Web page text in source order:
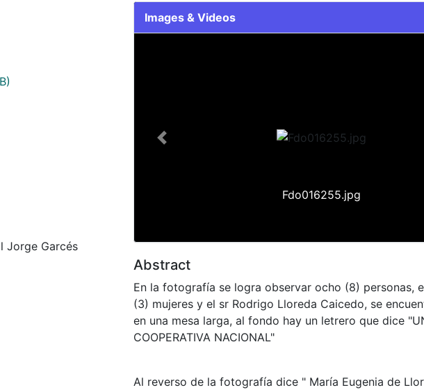
Jorge Garcés
Images & Videos
Fdo016255.jpg
Previous
Abstract
En la fotografía se logra observar ocho (8) personas,
(3) mujeres y el sr Rodrigo Lloreda Caicedo, se
en una mesa larga, al fondo hay un letrero que dice
COOPERATIVA NACIONAL"
Al reverso de la fotografía dice " María Eugenia de